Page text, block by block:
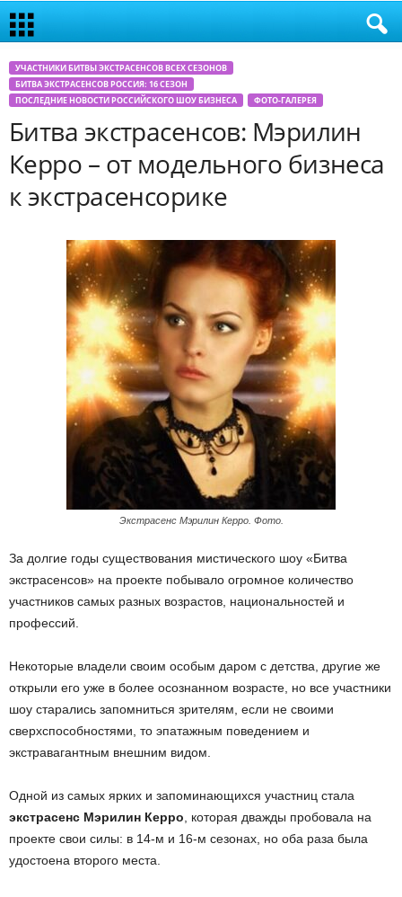
УЧАСТНИКИ БИТВЫ ЭКСТРАСЕНСОВ ВСЕХ СЕЗОНОВ
БИТВА ЭКСТРАСЕНСОВ РОССИЯ: 16 СЕЗОН
ПОСЛЕДНИЕ НОВОСТИ РОССИЙСКОГО ШОУ БИЗНЕСА
ФОТО-ГАЛЕРЕЯ
Битва экстрасенсов: Мэрилин
Керро – от модельного бизнеса
к экстрасенсорике
Экстрасенс Мэрилин Керро. Фото.
За долгие годы существования мистического шоу «Битва
экстрасенсов» на проекте побывало огромное количество
участников самых разных возрастов, национальностей и
профессий.
Некоторые владели своим особым даром с детства, другие же
открыли его уже в более осознанном возрасте, но все участники
шоу старались запомниться зрителям, если не своими
сверхспособностями, то эпатажным поведением и
экстравагантным внешним видом.
Одной из самых ярких и запоминающихся участниц стала
экстрасенс Мэрилин Керро , которая дважды пробовала на
проекте свои силы: в 14-м и 16-м сезонах, но оба раза была
удостоена второго места.